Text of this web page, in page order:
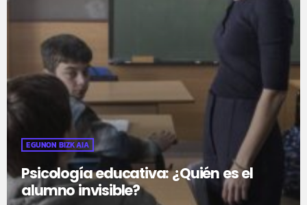
EGUNON BIZKAIA
Psicología educativa: ¿Quién es el
alumno invisible?